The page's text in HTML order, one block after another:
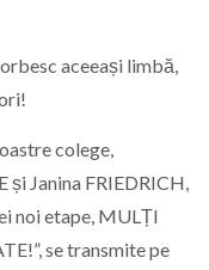
aceeași limbă,
colege,
și Janina FRIEDRICH,
noi etape, MULȚI
se transmite pe